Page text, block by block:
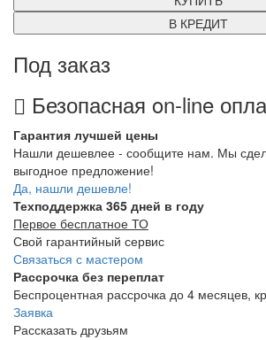
В КРЕДИТ
Под заказ
Безопасная on-line
Гарантия лучшей цены
Нашли дешевлее - сообщите нам. Мы
выгодное предложение!
Да, нашли дешевле!
Техподдержка 365 дней в году
Первое бесплатное ТО
Свой гарантийный сервис
Связаться с мастером
Рассрочка без переплат
Беспроцентная рассрочка до 4 месяцев,
Заявка
Рассказать друзьям